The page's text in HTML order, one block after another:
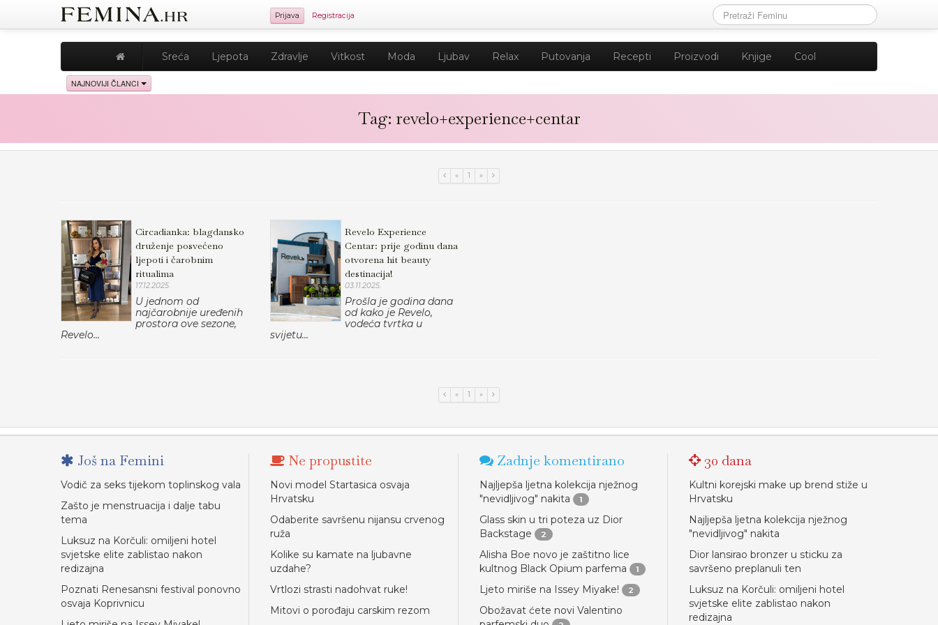
Prijava Registracija
Sreća Ljepota Zdravlje Vitkost Moda Ljubav Relax Putovanja Recepti Proizvodi Knjige Cool
NAJNOVIJI ČLANCI
Tag: revelo+experience+centar
« 1 »
Circadianka: blagdansko
druženje posvećeno
ljepoti i čarobnim
ritualima
17.12.2025.
U jednom od
najčarobnije uređenih
prostora ove sezone,
Revelo...
Revelo Experience
Centar: prije godinu dana
otvorena hit beauty
destinacija!
03.11.2025.
Prošla je godina dana
od kako je Revelo,
vodeća tvrtka u
svijetu...
« 1 »
Još na Femini
Vodič za seks tijekom toplinskog vala
Zašto je menstruacija i dalje tabu
tema
Luksuz na Korčuli: omiljeni hotel
svjetske elite zablistao nakon
redizajna
Poznati Renesansni festival ponovno
osvaja Koprivnicu
Ne propustite
Novi model Startasica osvaja
Hrvatsku
Odaberite savršenu nijansu crvenog
ruža
Kolike su kamate na ljubavne
uzdahe?
Vrtlozi strasti nadohvat ruke!
Mitovi o porođaju carskim rezom
Zadnje komentirano
Najljepša ljetna kolekcija nježnog
"nevidljivog" nakita
1
Glass skin u tri poteza uz Dior
Backstage
2
Alisha Boe novo je zaštitno lice
kultnog Black Opium parfema
1
Ljeto miriše na Issey Miyake! 2
Obožavat ćete novi Valentino
30 dana
Kultni korejski make up brend stiže u
Hrvatsku
Najljepša ljetna kolekcija nježnog
"nevidljivog" nakita
Dior lansirao bronzer u sticku za
savršeno preplanuli ten
Luksuz na Korčuli: omiljeni hotel
svjetske elite zablistao nakon
redizajna